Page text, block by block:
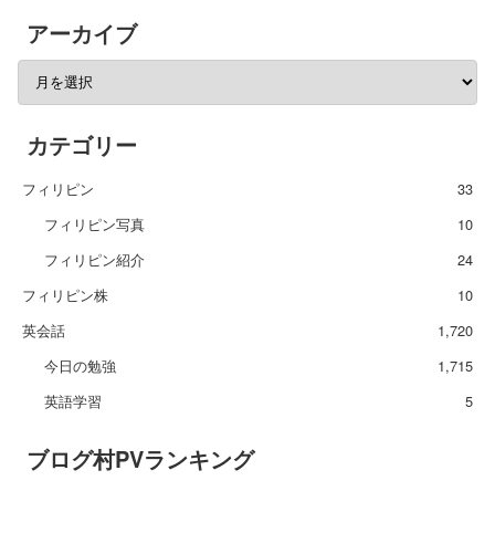
アーカイブ
カテゴリー
フィリピン
33
フィリピン写真
10
フィリピン紹介
24
フィリピン株
10
英会話
1,720
今日の勉強
1,715
英語学習
5
ブログ村PVランキング